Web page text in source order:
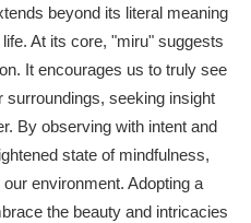
beyond its literal meaning
At its core, "miru" suggests
It encourages us to truly see
surroundings, seeking insight
By observing with intent and
state of mindfulness,
environment. Adopting a
the beauty and intricacies